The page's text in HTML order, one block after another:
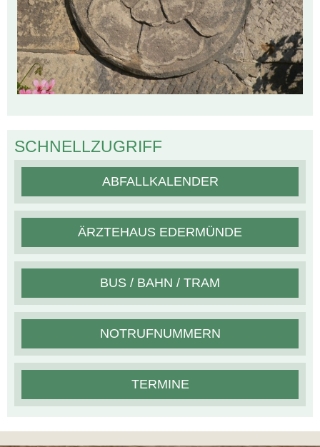
SCHNELLZUGRIFF
ABFALLKALENDER
ÄRZTEHAUS EDERMÜNDE
BUS / BAHN / TRAM
NOTRUFNUMMERN
TERMINE